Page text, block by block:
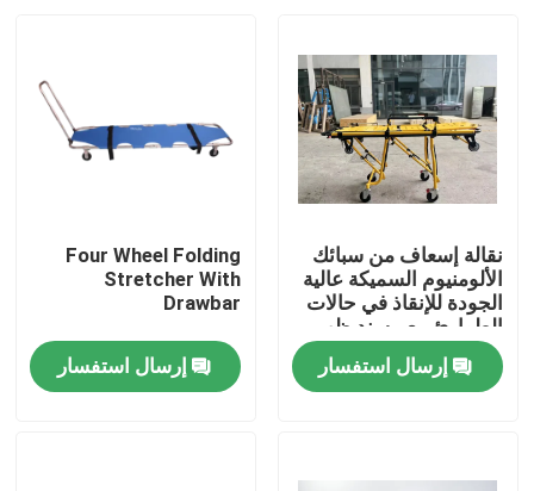
المنزل
المنتجات
نقالة إسعاف من سبائك
الألومنيوم السميكة عالية
الجودة للإنقاذ في حالات
الطوارئ مع مسند ظهر
قابل للتعديل لارتفاعه
للاستخدام في
المستشفيات
إرسال استفسار
Four Wheel Folding
Stretcher With
Drawbar
إرسال استفسار